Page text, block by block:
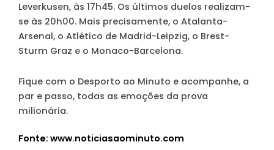
Leverkusen, às 17h45. Os últimos duelos realizam-
se às 20h00. Mais precisamente, o Atalanta-
Arsenal, o Atlético de Madrid-Leipzig, o Brest-
Sturm Graz e o Monaco-Barcelona.
Fique com o Desporto ao Minuto e acompanhe, a
par e passo, todas as emoções da prova
milionária.
Fonte: www.noticiasaominuto.com